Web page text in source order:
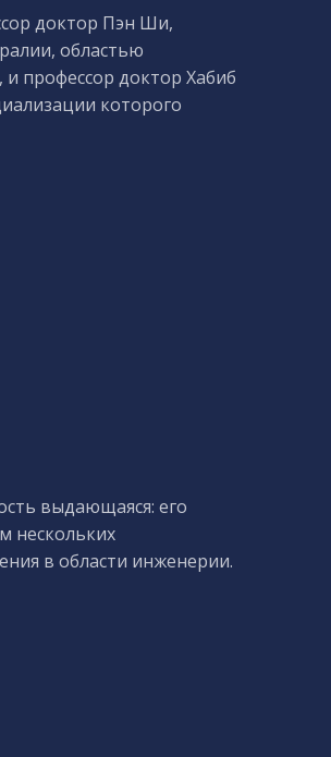
доктор Пэн Ши,
областью
профессор доктор Хабиб
которого
выдающаяся: его
нескольких
в области инженерии.